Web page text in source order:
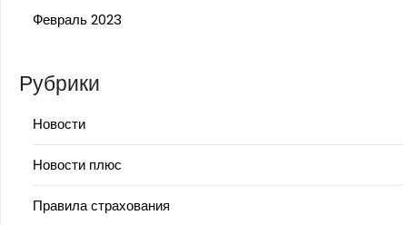
Февраль 2023
Рубрики
Новости
Новости плюс
Правила страхования